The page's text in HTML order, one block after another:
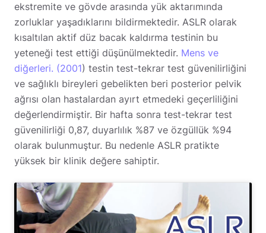
ekstremite ve gövde arasında yük aktarımında
zorluklar yaşadıklarını bildirmektedir. ASLR olarak
kısaltılan aktif düz bacak kaldırma testinin bu
yeteneği test ettiği düşünülmektedir. Mens ve
diğerleri. (2001) testin test-tekrar test güvenilirliğini
ve sağlıklı bireyleri gebelikten beri posterior pelvik
ağrısı olan hastalardan ayırt etmedeki geçerliliğini
değerlendirmiştir. Bir hafta sonra test-tekrar test
güvenilirliği 0,87, duyarlılık %87 ve özgüllük %94
olarak bulunmuştur. Bu nedenle ASLR pratikte
yüksek bir klinik değere sahiptir.